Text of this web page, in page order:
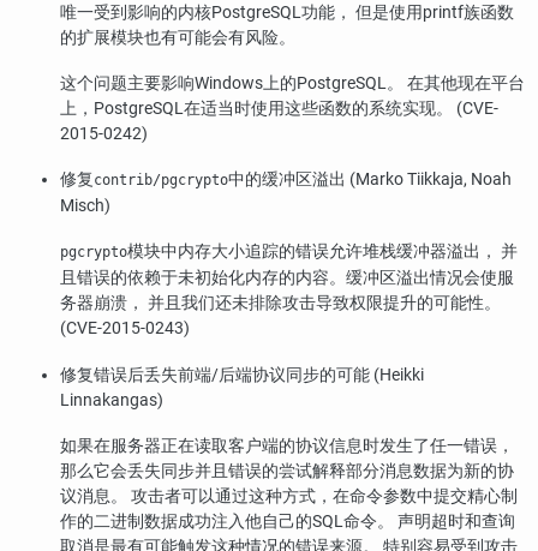
唯一受到影响的内核PostgreSQL功能， 但是使用printf族函数
的扩展模块也有可能会有风险。
这个问题主要影响Windows上的PostgreSQL。 在其他现在平台
上， PostgreSQL在适当时使用这些函数的系统实现。 (CVE-
2015-0242)
修复 contrib/pgcrypto中的缓冲区溢出 (Marko Tiikkaja, Noah
Misch)
pgcrypto模块中内存大小追踪的错误允许堆栈缓冲器溢出， 并
且错误的依赖于未初始化内存的内容。缓冲区溢出情况会使服
务器崩溃， 并且我们还未排除攻击导致权限提升的可能性。
(CVE-2015-0243)
修复错误后丢失前端/后端协议同步的可能 (Heikki
Linnakangas)
如果在服务器正在读取客户端的协议信息时发生了任一错误，
那么它会丢失同步并且错误的尝试解释部分消息数据为新的协
议消息。 攻击者可以通过这种方式，在命令参数中提交精心制
作的二进制数据成功注入他自己的SQL命令。 声明超时和查询
取消是最有可能触发这种情况的错误来源。 特别容易受到攻击